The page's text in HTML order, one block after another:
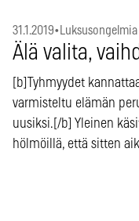
31.1.2019• Luksusongelmia
Älä valita,
[b]Tyhmyydet
varmisteltu elämän
uusiksi.[/b] Yleinen
hölmöillä, että sitten